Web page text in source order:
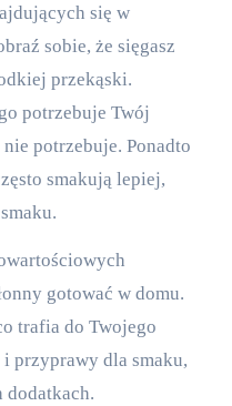
się w
sobie, że sięgasz
przekąski.
potrzebuje Twój
potrzebuje. Ponadto
smakują lepiej,
gotować w domu.
trafia do Twojego
i przyprawy dla smaku,
dodatkach.